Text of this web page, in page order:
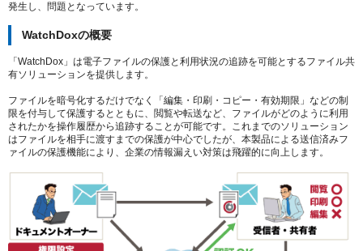
発生し、問題となっています。
WatchDoxの概要
「WatchDox」は電子ファイルの保護と利用状況の追跡を可能とするファイル共
有ソリューションを提供します。
ファイルを暗号化するだけでなく「編集・印刷・コピー・有効期限」などの制
限を付与して保護するとともに、閲覧や転送など、ファイルがどのように利用
されたかを操作履歴から追跡することが可能です。これまでのソリューション
はファイルを相手に渡すまでの保護が中心でしたが、本製品による送信済みフ
ァイルの保護機能により、企業の情報漏えい対策は飛躍的に向上します。